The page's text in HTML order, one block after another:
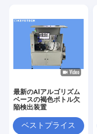
最新のAlアルゴリズム
ベースの褐色ボトル欠
陥検出装置
ベストプライス